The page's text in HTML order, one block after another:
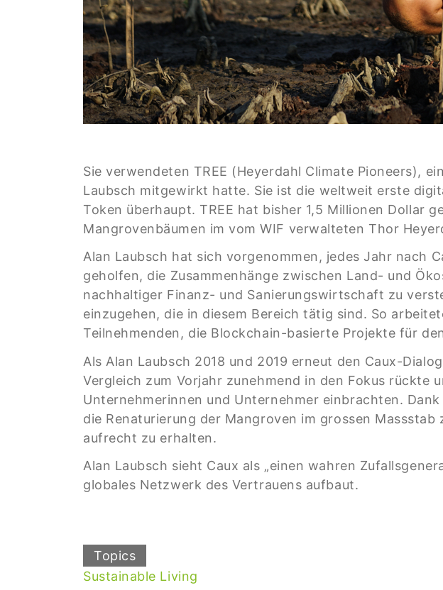
Sie verwendeten TREE (Heyerdahl Climate Pioneers),
Laubsch mitgewirkt hatte. Sie ist die weltweit erste
Token überhaupt. TREE hat bisher 1,5 Millionen Dollar
Mangrovenbäumen im vom WIF verwalteten Thor
Alan Laubsch hat sich vorgenommen, jedes Jahr nach
geholfen, die Zusammenhänge zwischen Land- und
nachhaltiger Finanz- und Sanierungswirtschaft zu
einzugehen, die in diesem Bereich tätig sind. So
Teilnehmenden, die Blockchain-basierte Projekte für
Als Alan Laubsch 2018 und 2019 erneut den Caux-
Vergleich zum Vorjahr zunehmend in den Fokus rückte
Unternehmerinnen und Unternehmer einbrachten.
die Renaturierung der Mangroven im grossen
aufrecht zu erhalten.
Alan Laubsch sieht Caux als „einen wahren
globales Netzwerk des Vertrauens aufbaut.
Topics
Sustainable Living